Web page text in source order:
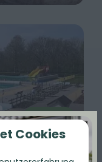
Mehr
Cookies